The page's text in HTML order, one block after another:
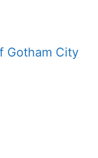
Gotham City